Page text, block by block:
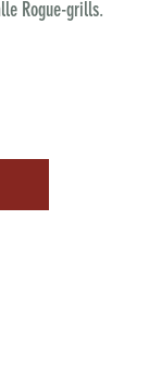
Rogue-grills.